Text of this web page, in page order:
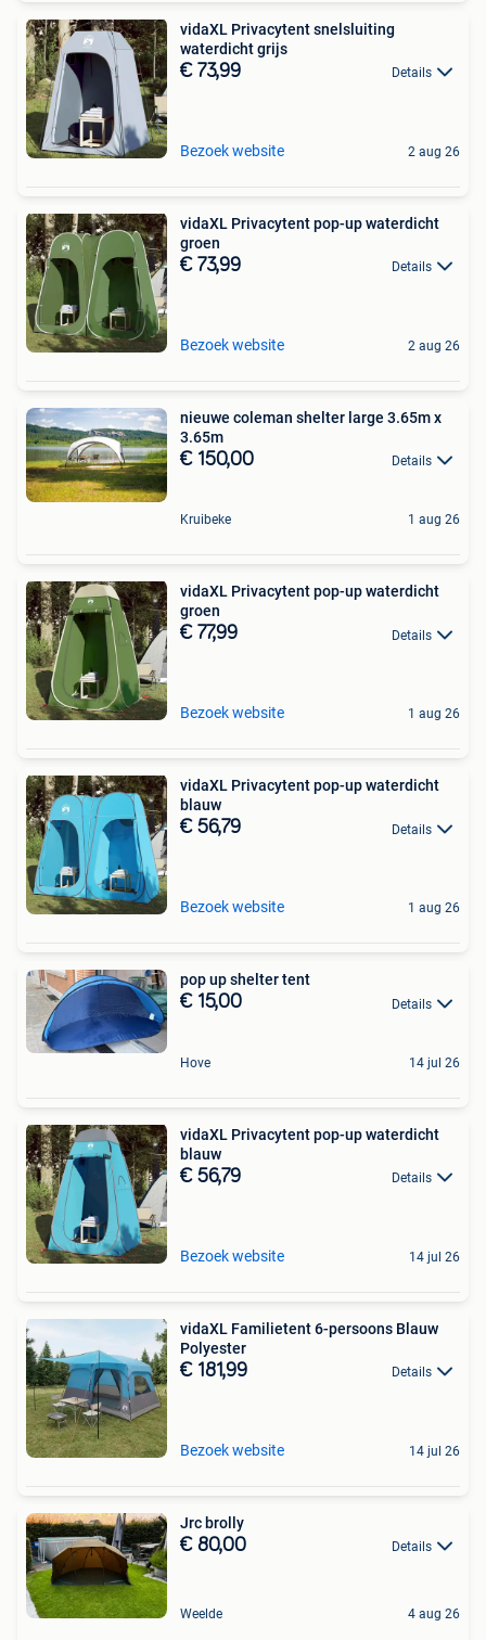
vidaXL Privacytent snelsluiting
waterdicht grijs
€ 73,99 Details
Bezoek website 2 aug 26
vidaXL Privacytent pop-up waterdicht
groen
€ 73,99 Details
Bezoek website 2 aug 26
nieuwe coleman shelter large 3.65m x
3.65m
€ 150,00 Details
Kruibeke 1 aug 26
vidaXL Privacytent pop-up waterdicht
groen
€ 77,99 Details
Bezoek website 1 aug 26
vidaXL Privacytent pop-up waterdicht
blauw
€ 56,79 Details
Bezoek website 1 aug 26
pop up shelter tent
€ 15,00 Details
Hove 14 jul 26
vidaXL Privacytent pop-up waterdicht
blauw
€ 56,79 Details
Bezoek website 14 jul 26
vidaXL Familietent 6-persoons Blauw
Polyester
€ 181,99 Details
Bezoek website 14 jul 26
Jrc brolly
€ 80,00 Details
Weelde 4 aug 26